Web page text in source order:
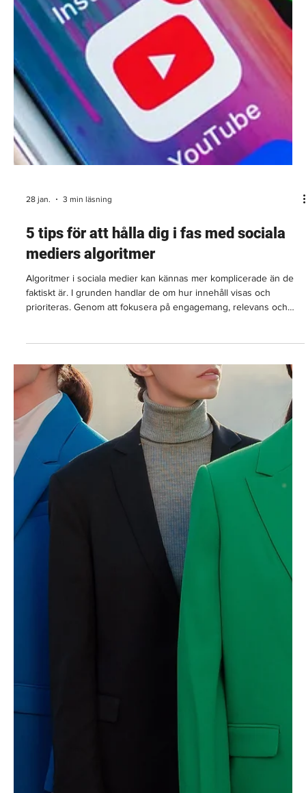
5 tips för att hålla dig i fas med sociala
Algoritmer i sociala medier kan kännas mer komplicerade än de
faktiskt är. I grunden handlar de om hur innehåll visas och
prioriteras. Genom att fokusera på engagemang, relevans och
timing avgör algoritmerna vilka inlägg som får synlighet.